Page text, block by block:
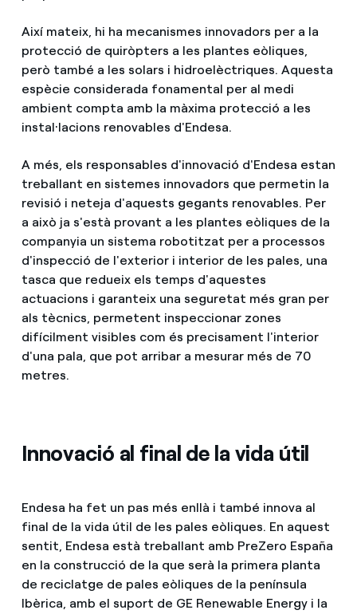
Així mateix, hi ha mecanismes innovadors per a la
protecció de quiròpters a les plantes eòliques,
però també a les solars i hidroelèctriques. Aquesta
espècie considerada fonamental per al medi
ambient compta amb la màxima protecció a les
instal·lacions renovables d'Endesa.
A més, els responsables d'innovació d'Endesa estan
treballant en sistemes innovadors que permetin la
revisió i neteja d'aquests gegants renovables. Per
a això ja s'està provant a les plantes eòliques de la
companyia un sistema robotitzat per a processos
d'inspecció de l'exterior i interior de les pales, una
tasca que redueix els temps d'aquestes
actuacions i garanteix una seguretat més gran per
als tècnics, permetent inspeccionar zones
difícilment visibles com és precisament l'interior
d'una pala, que pot arribar a mesurar més de 70
metres.
Innovació al final de la vida útil
Endesa ha fet un pas més enllà i també innova al
final de la vida útil de les pales eòliques. En aquest
sentit, Endesa està treballant amb PreZero España
en la construcció de la que serà la primera planta
de reciclatge de pales eòliques de la península
Ibèrica, amb el suport de GE Renewable Energy i la